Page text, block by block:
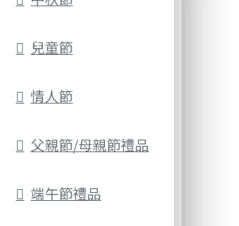
兒童節
情人節
父親節/母親節禮品
端午節禮品